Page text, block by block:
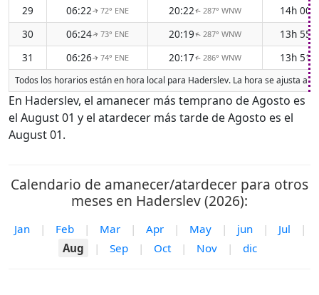
29 06:22↑ 72° ENE 20:22↑ 287° WNW
14h
30
06:24↑ 73° ENE 20:19↑ 287° WNW
13h
31
06:26↑ 74° ENE 20:17↑ 286° WNW 13h
Todos los horarios están en hora local para Haderslev. La hora se ajusta
En Haderslev, el amanecer más temprano de Agosto es
el August 01 y el atardecer más tarde de Agosto es el
August 01.
Calendario de amanecer/atardecer para otros
meses en Haderslev (2026):
Jan | Feb | Mar | Apr | May | jun | Jul
|
Aug
| Sep | Oct | Nov | dic